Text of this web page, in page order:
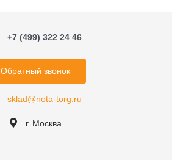
+7 (499) 322 24 46
Обратный звонок
sklad@nota-torg.ru
г. Москва